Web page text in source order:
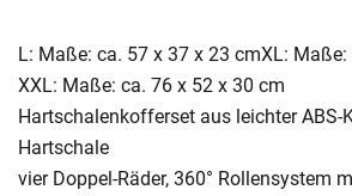
L: Maße: ca. 57 x 37 x 23 cmXL:
XXL: Maße: ca. 76 x 52 x 30 cm
Hartschalenkofferset aus leichter
Hartschale
vier Doppel-Räder, 360° Rollensystem